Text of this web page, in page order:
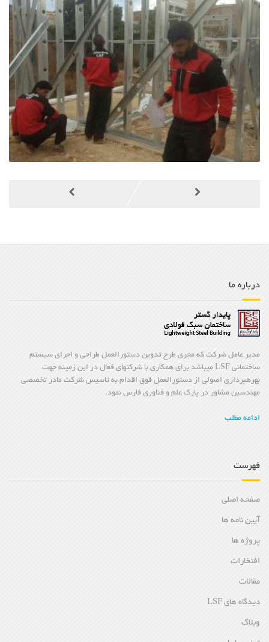
درباره ما
مدیر عامل شرکت که مجری طرح تدوین دستورالعمل طراحی و اجرای سیستم
ساختمانی LSF میباشد برای همکاری با شرکتهای فعال در این زمینه جهت
بهرهبرداری اصولی از دستورالعمل فوق اقدام به تاسیس شرکت مادر تخصصی
مهندسین مشاور در پارک علم و فناوری فارس نمود.
ادامه مطلب
فهرست
صفحه اصلی
آیین نامه ها
پروژه ها
افتخارات
مقالات
دیدگاه های LSF
وبلاگ